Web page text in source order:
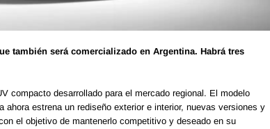
también será comercializado en Argentina. Habrá tres
compacto desarrollado para el mercado regional. El modelo
estrena un rediseño exterior e interior, nuevas versiones y
el objetivo de mantenerlo competitivo y deseado en su